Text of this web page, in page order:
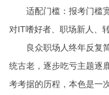
适配门槛：报考门槛宽
对IT嗜好者、职场新人、
良众职场人终年反复简
统古老，逐步吃亏主题逐
考考据的历程，本色是一